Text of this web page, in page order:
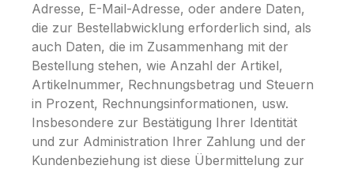
Adresse, E-Mail-Adresse, oder andere Daten,
die zur Bestellabwicklung erforderlich sind, als
auch Daten, die im Zusammenhang mit der
Bestellung stehen, wie Anzahl der Artikel,
Artikelnummer, Rechnungsbetrag und Steuern
in Prozent, Rechnungsinformationen, usw.
Insbesondere zur Bestätigung Ihrer Identität
und zur Administration Ihrer Zahlung und der
Kundenbeziehung ist diese Übermittelung zur